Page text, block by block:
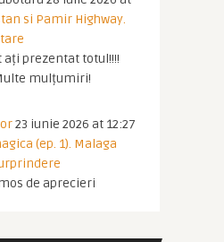
si Pamir Highway.
prezentat totul!!!!
mulțumiri!
23 iunie 2026 at 12:27
(ep. 1). Malaga
de aprecieri